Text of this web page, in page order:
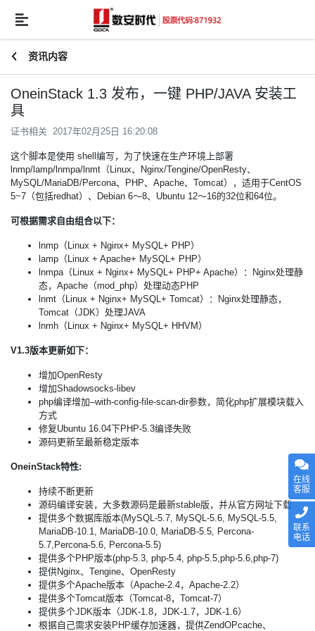
资讯内容
OneinStack 1.3 发布，一键 PHP/JAVA 安装工
具
证书相关 2017年02月25日 16:20:08
这个脚本是使用 shell编写，为了快速在生产环境上部署
lnmp/lamp/lnmpa/lnmt（Linux、Nginx/Tengine/OpenResty、
MySQL/MariaDB/Percona、PHP、Apache、Tomcat），适用于CentOS
5~7（包括redhat）、Debian 6～8、Ubuntu 12～16的32位和64位。
可根据需求自由组合以下：
lnmp（Linux + Nginx+ MySQL+ PHP）
lamp（Linux + Apache+ MySQL+ PHP）
lnmpa（Linux + Nginx+ MySQL+ PHP+ Apache）：Nginx处理静
态，Apache（mod_php）处理动态PHP
lnmt（Linux + Nginx+ MySQL+ Tomcat）：Nginx处理静态，
Tomcat（JDK）处理JAVA
lnmh（Linux + Nginx+ MySQL+ HHVM）
V1.3版本更新如下：
增加OpenResty
增加Shadowsocks-libev
php编译增加–with-config-file-scan-dir参数，简化php扩展模块载入
方式
修复Ubuntu 16.04下PHP-5.3编译失败
源码更新至最新稳定版本
OneinStack特性:
持续不断更新
源码编译安装，大多数源码是最新stable版，并从官方网址下载
提供多个数据库版本(MySQL-5.7, MySQL-5.6, MySQL-5.5,
MariaDB-10.1, MariaDB-10.0, MariaDB-5.5, Percona-
5.7,Percona-5.6, Percona-5.5)
提供多个PHP版本(php-5.3, php-5.4, php-5.5,php-5.6,php-7)
提供Nginx、Tengine、OpenResty
提供多个Apache版本（Apache-2.4，Apache-2.2）
提供多个Tomcat版本（Tomcat-8，Tomcat-7）
提供多个JDK版本（JDK-1.8，JDK-1.7，JDK-1.6）
根据自己需求安装PHP缓存加速器，提供ZendOPcache、
在线
客服
联系
电话